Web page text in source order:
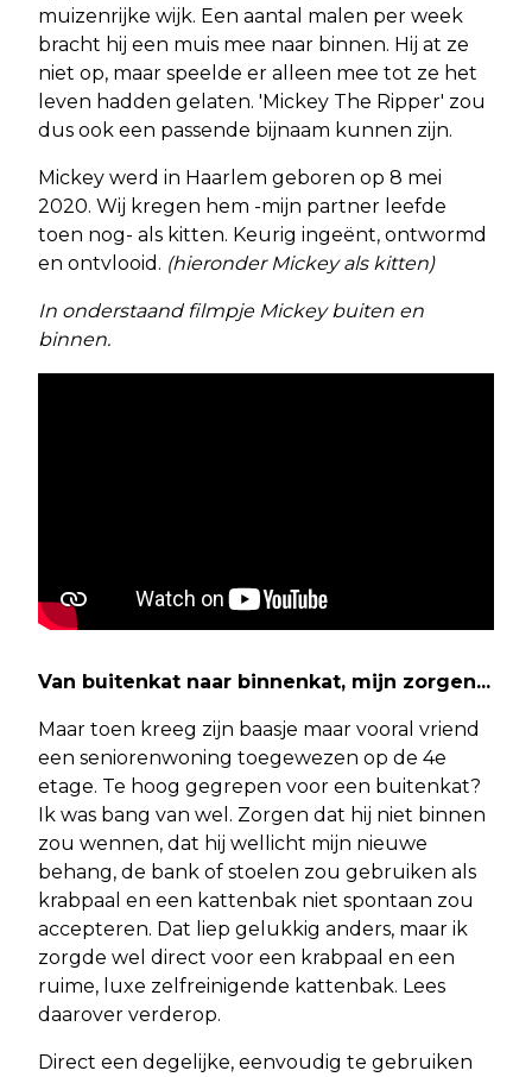
muizenrijke wijk. Een aantal malen per week
bracht hij een muis mee naar binnen. Hij at ze
niet op, maar speelde er alleen mee tot ze het
leven hadden gelaten. 'Mickey The Ripper' zou
dus ook een passende bijnaam kunnen zijn.
Mickey werd in Haarlem geboren op 8 mei
2020. Wij kregen hem -mijn partner leefde
toen nog- als kitten. Keurig ingeënt, ontwormd
en ontvlooid. (hieronder Mickey als kitten)
In onderstaand filmpje Mickey buiten en
binnen.
Van buitenkat naar binnenkat, mijn zorgen...
Maar toen kreeg zijn baasje maar vooral vriend
een seniorenwoning toegewezen op de 4e
etage. Te hoog gegrepen voor een buitenkat?
Ik was bang van wel. Zorgen dat hij niet binnen
zou wennen, dat hij wellicht mijn nieuwe
behang, de bank of stoelen zou gebruiken als
krabpaal en een kattenbak niet spontaan zou
accepteren. Dat liep gelukkig anders, maar ik
zorgde wel direct voor een krabpaal en een
ruime, luxe zelfreinigende kattenbak. Lees
daarover verderop.
Direct een degelijke, eenvoudig te gebruiken